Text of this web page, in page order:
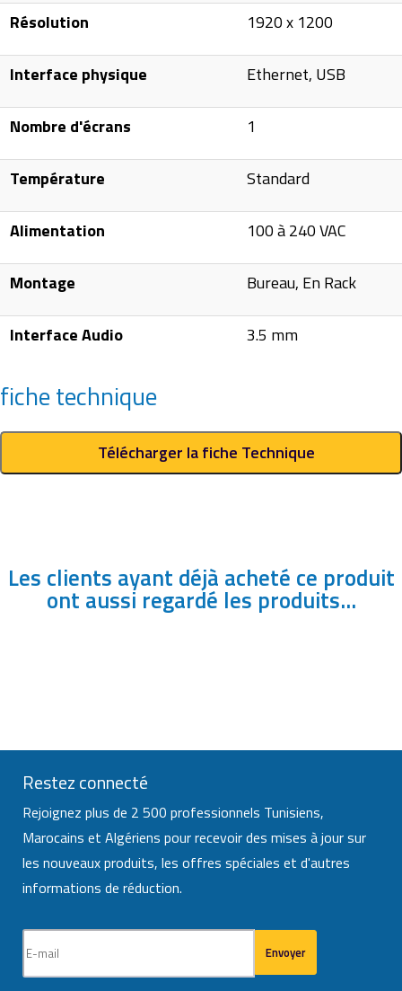
Résolution 1920 x 1200
Interface physique Ethernet, USB
Nombre d'écrans 1
Température Standard
Alimentation 100 à 240 VAC
Montage Bureau, En Rack
Interface Audio 3.5 mm
fiche technique
Télécharger la fiche Technique
Les clients ayant déjà acheté ce produit
ont aussi regardé les produits...
Restez connecté
Rejoignez plus de 2 500 professionnels Tunisiens,
Marocains et Algériens pour recevoir des mises à jour sur
les nouveaux produits, les offres spéciales et d'autres
informations de réduction.